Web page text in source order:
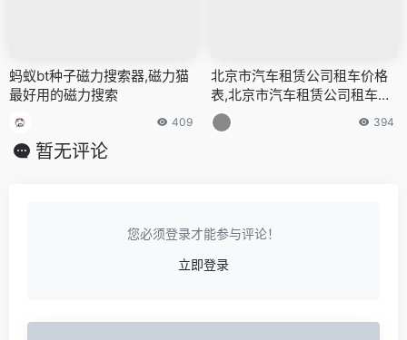
蚂蚁bt种子磁力搜索器,磁力猫
最好用的磁力搜索
409
北京市汽车租赁公司租车价格
表,北京市汽车租赁公司租车价
格表图片
394
暂无评论
您必须登录才能参与评论！
立即登录